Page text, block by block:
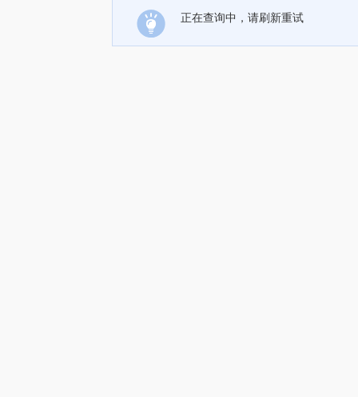
正在查询中，请刷新重试